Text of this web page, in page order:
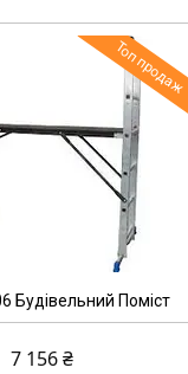
Топ продаж
Будівельний Поміст
7 156 ₴